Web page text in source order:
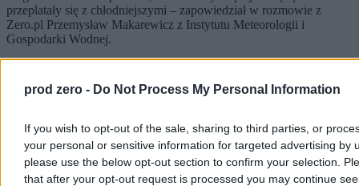
prod zero - Do Not Process My Personal Information
If you wish to opt-out of the sale, sharing to third parties, or
your personal or sensitive information for targeted advertising by
please use the below opt-out section to confirm your selection.
that after your opt-out request is processed you may continue
przeplatały się z chłodniejszymi – zapowiedział w rozmowie z
Zero.pl Przemysław Makarewicz z Instytutu Meteorologii i
Gospodarki Wodnej.
4 min
Reklama
Reklama